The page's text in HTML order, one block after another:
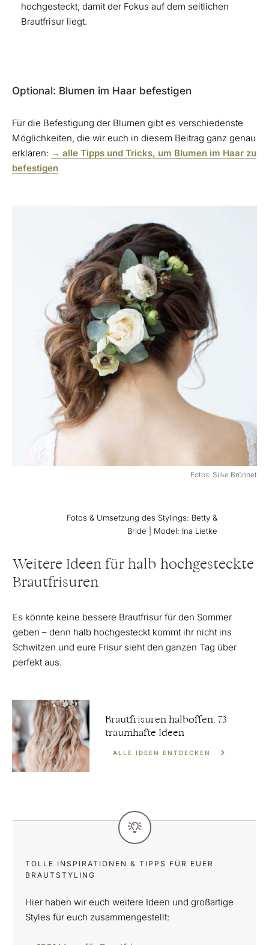
hochgesteckt, damit der Fokus auf dem seitlichen
Brautfrisur liegt.
Optional: Blumen im Haar befestigen
Für die Befestigung der Blumen gibt es verschiedenste
Möglichkeiten, die wir euch in diesem Beitrag ganz genau
erklären: → alle Tipps und Tricks, um Blumen im Haar zu
befestigen
Fotos: Silke Brünnet
Fotos & Umsetzung des Stylings: Betty &
Bride | Model: Ina Lietke
Weitere Ideen für halb hochgesteckte
Brautfrisuren
Es könnte keine bessere Brautfrisur für den Sommer
geben – denn halb hochgesteckt kommt ihr nicht ins
Schwitzen und eure Frisur sieht den ganzen Tag über
perfekt aus.
Brautfrisuren halboffen: 73
traumhafte Ideen
ALLE IDEEN ENTDECKEN
TOLLE INSPIRATIONEN & TIPPS FÜR EUER
BRAUTSTYLING
Hier haben wir euch weitere Ideen und großartige
Styles für euch zusammengestellt: